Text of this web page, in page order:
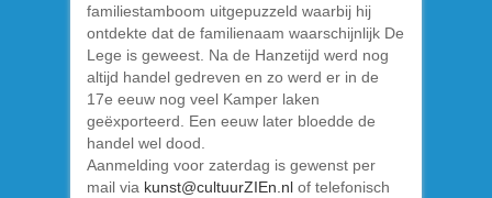
familiestamboom uitgepuzzeld waarbij hij
ontdekte dat de familienaam waarschijnlijk De
Lege is geweest. Na de Hanzetijd werd nog
altijd handel gedreven en zo werd er in de
17e eeuw nog veel Kamper laken
geëxporteerd. Een eeuw later bloedde de
handel wel dood.
Aanmelding voor zaterdag is gewenst per
mail via kunst@cultuurZIEn.nl of telefonisch